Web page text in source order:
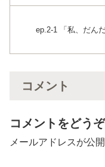
ep.2-1 「私、だん
コメント
コメントをどうぞ
メールアドレスが公